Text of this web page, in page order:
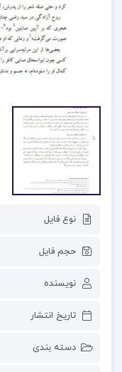
نوع فایل
حجم فایل
نویسنده
تاریخ انتشار
دسته بندی